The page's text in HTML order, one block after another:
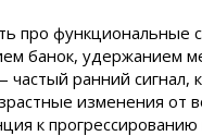
про функциональные
банок, удержанием
частый ранний сигнал,
изменения от
к